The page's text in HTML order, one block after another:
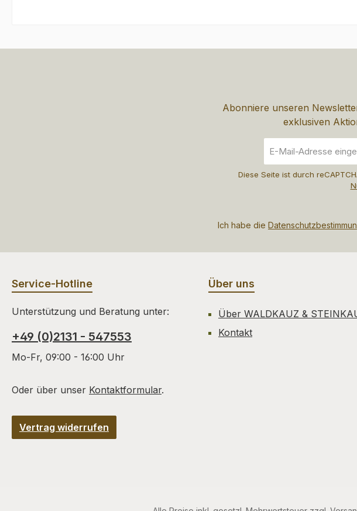
Abonniere unseren
exklusiven
Mail-
Diese Seite ist durch
Ich habe die
Service-Hotline
Unterstützung und Beratung unter:
+49 (0)2131 - 547553
Mo-Fr, 09:00 - 16:00 Uhr
Oder über unser Kontaktformular.
Vertrag widerrufen
Über uns
Über WALDKAUZ &
Kontakt